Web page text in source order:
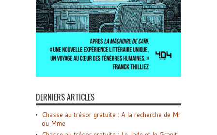
DERNIERS ARTICLES
Chasse au trésor gratuite : A la recherche de Mr
ou Mme